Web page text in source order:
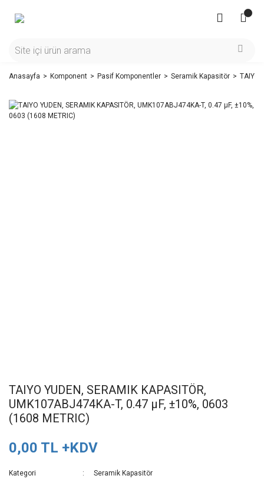
Anasayfa Komponent Pasif Komponentler Seramik Kapasitör TAIYO
TAIYO YUDEN, SERAMIK KAPASITÖR,
UMK107ABJ474KA-T, 0.47 µF, ±10%, 0603
(1608 METRIC)
0,00 TL +KDV
Kategori
Seramik Kapasitör